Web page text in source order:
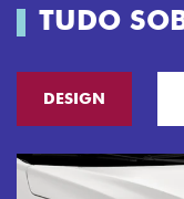
TUDO
DESIGN